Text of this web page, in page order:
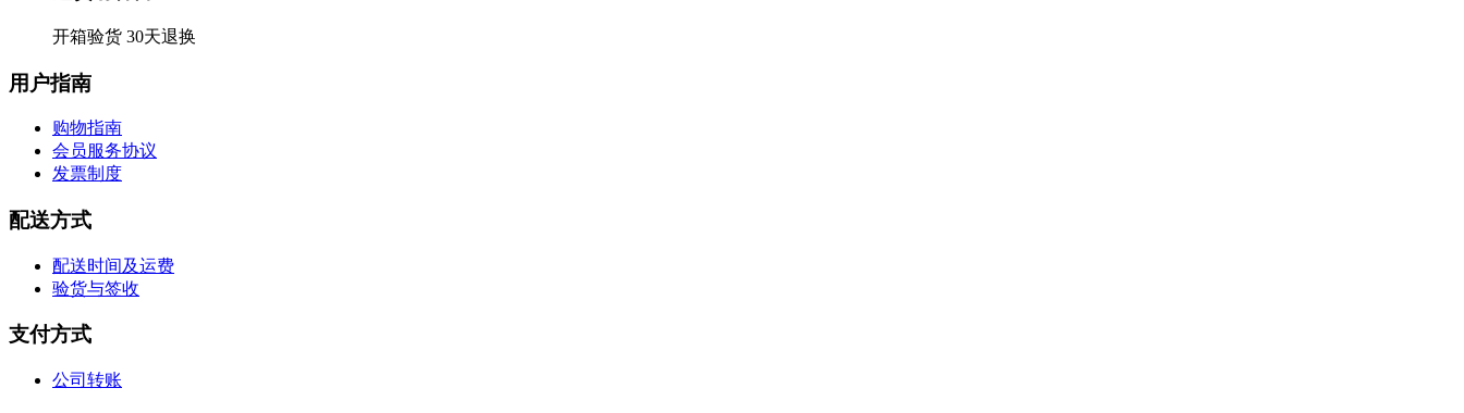
开箱验货 30天退换
用户指南
购物指南
会员服务协议
发票制度
配送方式
配送时间及运费
验货与签收
支付方式
公司转账